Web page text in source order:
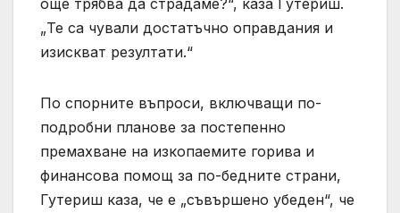
„Те са чували достатъчно оправдания и
изискват резултати.“
По спорните въпроси, включващи по-
подробни планове за постепенно
премахване на изкопаемите горива и
финансова помощ за по-бедните страни,
Гутериш каза, че е „съвършено убеден“, че